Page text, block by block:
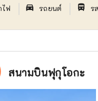
ไฟ directions_car_filled รถยนต์ directions_bus_filled ร
สนามบินฟุกุโอกะ